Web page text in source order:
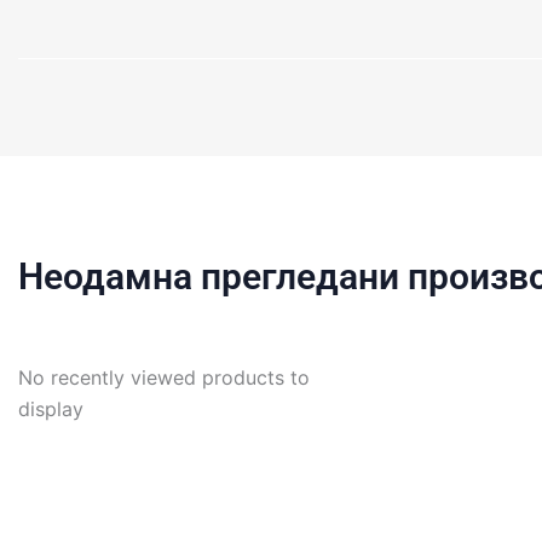
Неодамна прегледани
No recently viewed products to
display